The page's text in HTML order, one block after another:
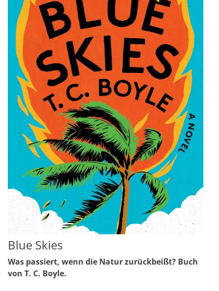
Blue Skies
Was passiert, wenn die Natur zurückbeißt? Buch
von T. C. Boyle.